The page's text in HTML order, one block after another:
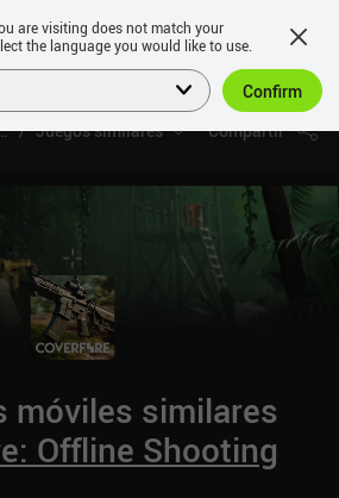
Juegos similares Compartir
móviles similares
Offline Shooting
are visiting does not match your
the language you would like to use.
Confirm